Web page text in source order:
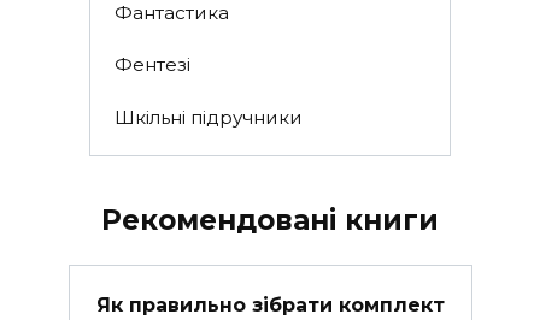
Фантастика
Фентезі
Шкільні підручники
Рекомендовані книги
Як правильно зібрати комплект